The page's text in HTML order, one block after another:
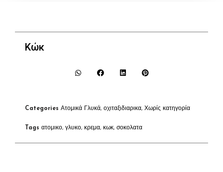
Κώκ
Categories Ατομικά Γλυκά, οχιταξιδιαρικα, Χωρίς κατηγορία
Tags ατομικο, γλυκο, κρεμα, κωκ, σοκολατα